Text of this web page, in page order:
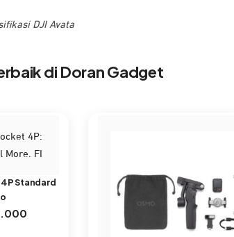
DJI Avata
di Doran Gadget
Standard